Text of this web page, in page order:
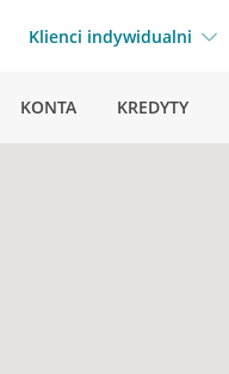
Klienci indywidualni
KONTA KREDYTY